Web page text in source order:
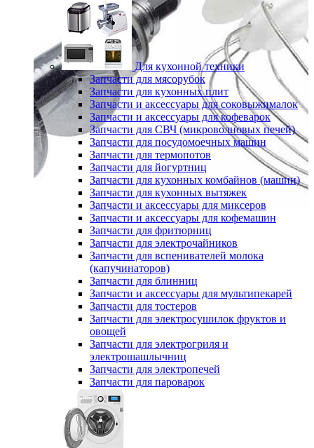
Для кухонной техники
Запчасти для мясорубок
Запчасти для кухонных плит
Запчасти и аксессуары для соковыжималок
Запчасти и аксессуары для кофеварок
Запчасти для СВЧ (микроволновых печей)
Запчасти для посудомоечных машин
Запчасти для термопотов
Запчасти для йогуртниц
Запчасти для кухонных комбайнов (машин)
Запчасти для кухонных вытяжек
Запчасти и аксессуары для миксеров
Запчасти и аксессуары для кофемашин
Запчасти для фритюрниц
Запчасти для электрочайников
Запчасти для вспенивателей молока
(капучинаторов)
Запчасти для блинниц
Запчасти и аксессуары для мультипекарей
Запчасти для тостеров
Запчасти для электросушилок фруктов и
овощей
Запчасти для электрогриля и
электрошашлычниц
Запчасти для электропечей
Запчасти для пароварок